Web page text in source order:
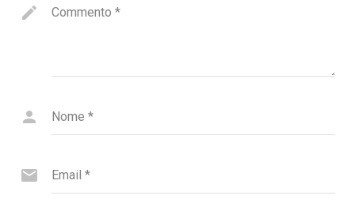
Commento *
Nome *
Email *